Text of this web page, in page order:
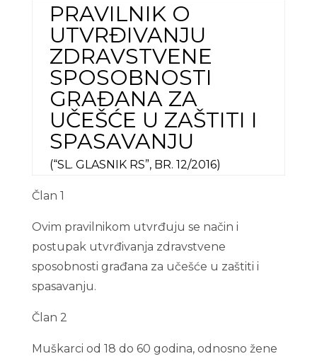
PRAVILNIK O
UTVRĐIVANJU
ZDRAVSTVENE
SPOSOBNOSTI
GRAĐANA ZA
UČEŠĆE U ZAŠTITI I
SPASAVANJU
(“SL. GLASNIK RS”, BR. 12/2016)
Član 1
Ovim pravilnikom utvrđuju se način i
postupak utvrđivanja zdravstvene
sposobnosti građana za učešće u zaštiti i
spasavanju.
Član 2
Muškarci od 18 do 60 godina, odnosno žene